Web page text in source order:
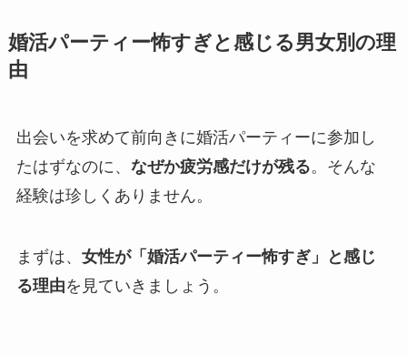
婚活パーティー怖すぎと感じる男女別の理
由
出会いを求めて前向きに婚活パーティーに参加し
たはずなのに、 なぜか疲労感だけが残る。そんな
経験は珍しくありません。
まずは、 女性が「婚活パーティー怖すぎ」と感じ
る理由を見ていきましょう。